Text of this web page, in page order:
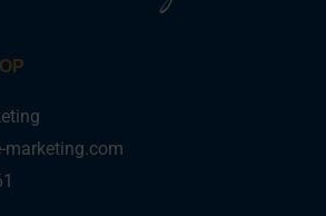
marketing.com